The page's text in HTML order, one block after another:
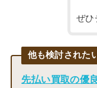
ぜひ
他も検討された
先払い買取の優